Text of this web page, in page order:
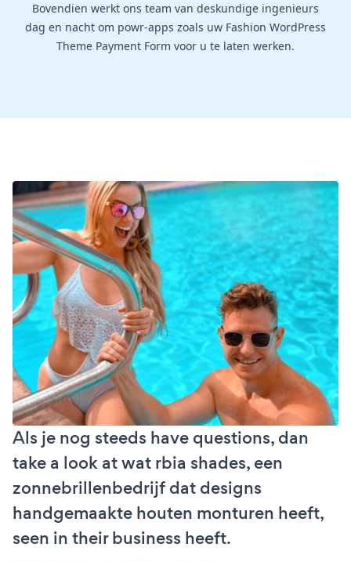
Bovendien werkt ons team van deskundige ingenieurs
dag en nacht om powr-apps zoals uw Fashion WordPress
Theme Payment Form voor u te laten werken.
Als je nog steeds have questions, dan
take a look at wat rbia shades, een
zonnebrillenbedrijf dat designs
handgemaakte houten monturen heeft,
seen in their business heeft.